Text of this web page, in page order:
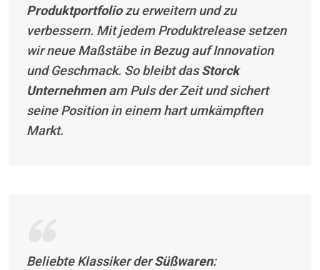
Produktportfoliozu erweitern und zu
verbessern. Mit jedem Produktrelease setzen
wir neue Maßstäbe in Bezug auf Innovation
und Geschmack. So bleibt dasStorck
Unternehmenam Puls der Zeit und sichert
seine Position in einem hart umkämpften
Markt.
Beliebte Klassiker derSüßwaren: